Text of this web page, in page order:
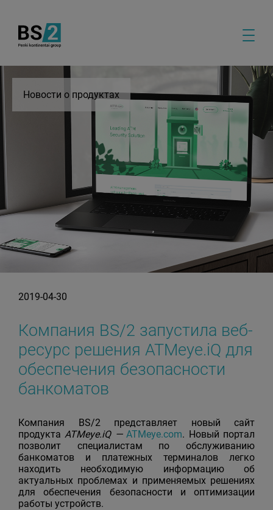
Новости о продуктах
2019-04-30
Компания BS/2 запустила веб-
ресурс решения ATMeye.iQ для
обеспечения безопасности
банкоматов
Компания BS/2 представляет новый сайт
продуктаATMeye.iQ— ATMeye.com. Новый портал
позволит специалистам по обслуживанию
банкоматов и платежных терминалов легко
находить необходимую информацию об
актуальных проблемах и применяемых решениях
для обеспечения безопасности и оптимизации
работы устройств.